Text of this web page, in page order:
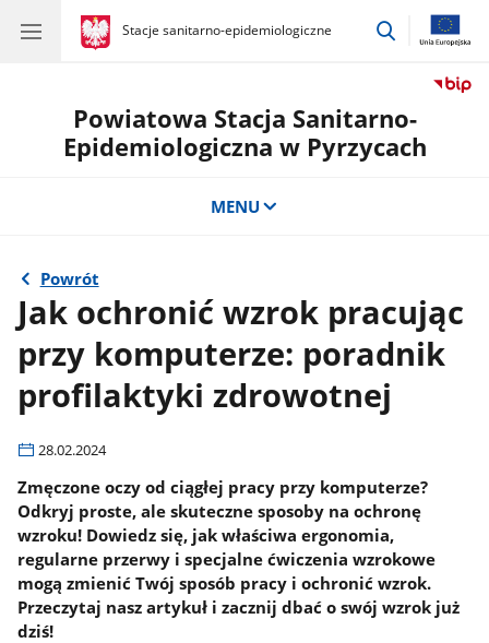
gov.pl
Stacje sanitarno-epidemiologiczne
gov.pl
Stacje
przejdź
Powiatowa Stacja Sanitarno-
Epidemiologiczna w Pyrzycach
MENU
Powrót
Jak ochronić wzrok pracując
przy komputerze: poradnik
profilaktyki zdrowotnej
28.02.2024
Zmęczone oczy od ciągłej pracy przy komputerze?
Odkryj proste, ale skuteczne sposoby na ochronę
wzroku! Dowiedz się, jak właściwa ergonomia,
regularne przerwy i specjalne ćwiczenia wzrokowe
mogą zmienić Twój sposób pracy i ochronić wzrok.
Przeczytaj nasz artykuł i zacznij dbać o swój wzrok już
dziś!